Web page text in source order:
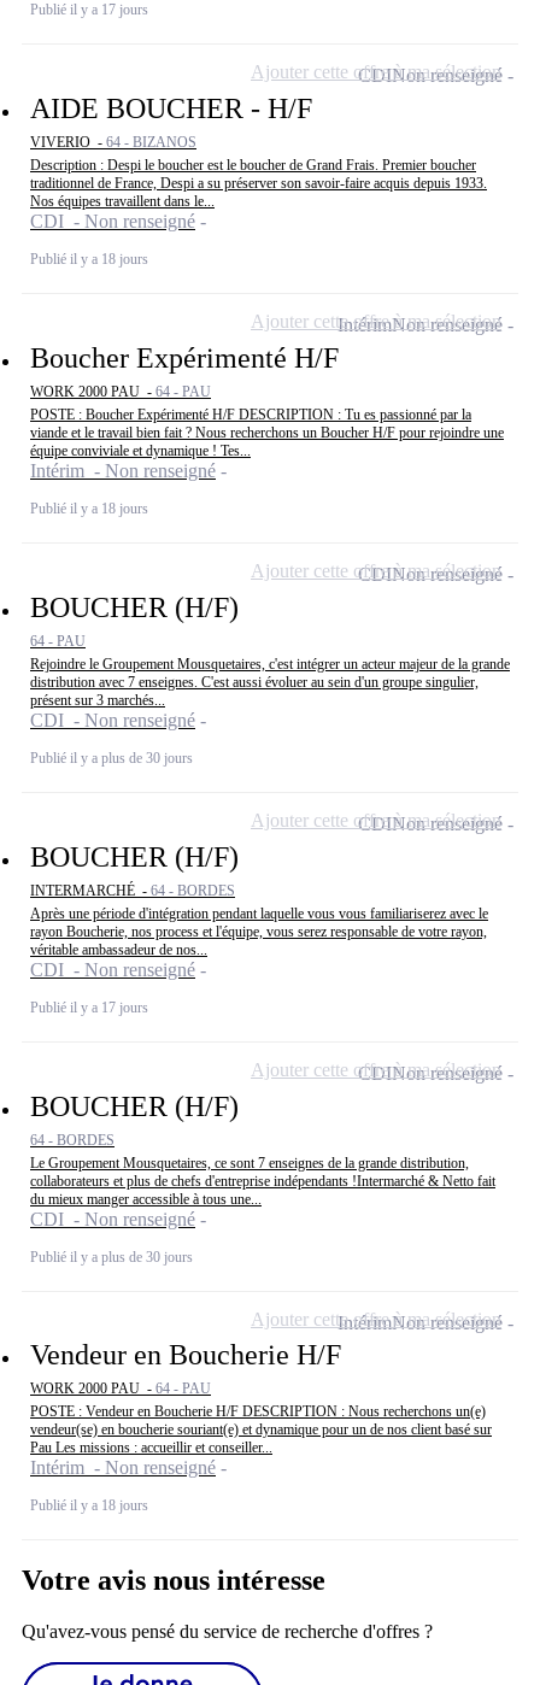
Publié il y a 17 jours
AIDE BOUCHER - H/F
VIVERIO - 64 - BIZANOS
Description : Despi le boucher est le boucher de Grand Frais. Premier boucher
traditionnel de France, Despi a su préserver son savoir-faire acquis depuis 1933.
Nos équipes travaillent dans le...
CDI - Non renseigné
Publié il y a 18 jours
CDINon renseigné
Ajouter cette offre à ma sélection
Boucher Expérimenté H/F
WORK 2000 PAU - 64 - PAU
POSTE : Boucher Expérimenté H/F DESCRIPTION : Tu es passionné par la
viande et le travail bien fait ? Nous recherchons un Boucher H/F pour rejoindre une
équipe conviviale et dynamique ! Tes...
Intérim - Non renseigné
Publié il y a 18 jours
IntérimNon renseigné
Ajouter cette offre à ma sélection
BOUCHER (H/F)
64 - PAU
Rejoindre le Groupement Mousquetaires, c'est intégrer un acteur majeur de la grande
distribution avec 7 enseignes. C'est aussi évoluer au sein d'un groupe singulier,
présent sur 3 marchés...
CDI - Non renseigné
Publié il y a plus de 30 jours
CDINon renseigné
Ajouter cette offre à ma sélection
BOUCHER (H/F)
INTERMARCHÉ - 64 - BORDES
Après une période d'intégration pendant laquelle vous vous familiariserez avec le
rayon Boucherie, nos process et l'équipe, vous serez responsable de votre rayon,
véritable ambassadeur de nos...
CDI - Non renseigné
Publié il y a 17 jours
CDINon renseigné
Ajouter cette offre à ma sélection
BOUCHER (H/F)
64 - BORDES
Le Groupement Mousquetaires, ce sont 7 enseignes de la grande distribution,
collaborateurs et plus de chefs d'entreprise indépendants !Intermarché & Netto fait
du mieux manger accessible à tous une...
CDI - Non renseigné
Publié il y a plus de 30 jours
CDINon renseigné
Ajouter cette offre à ma sélection
Vendeur en Boucherie H/F
WORK 2000 PAU - 64 - PAU
POSTE : Vendeur en Boucherie H/F DESCRIPTION : Nous recherchons un(e)
vendeur(se) en boucherie souriant(e) et dynamique pour un de nos client basé sur
Pau Les missions : accueillir et conseiller...
Intérim - Non renseigné
Publié il y a 18 jours
IntérimNon renseigné
Ajouter cette offre à ma sélection
Votre avis nous intéresse
Qu'avez-vous pensé du service de recherche d'offres ?